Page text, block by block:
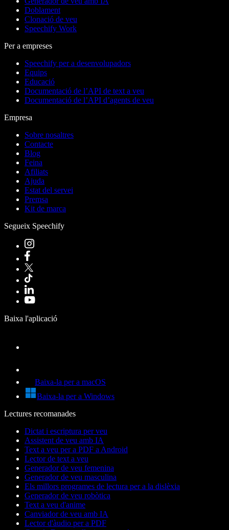
Doblament
Clonació de veu
Speechify Work
Per a empreses
Speechify per a desenvolupadors
Equips
Educació
Documentació de l’API de text a veu
Documentació de l’API d’agents de veu
Empresa
Sobre nosaltres
Contacte
Blog
Feina
Afiliats
Ajuda
Estat del servei
Premsa
Kit de marca
Segueix Speechify
Baixa l'aplicació
Baixa-la per a macOS
Baixa-la per a Windows
Lectures recomanades
Dictat i escriptura per veu
Assistent de veu amb IA
Text a veu per a PDF a Android
Lector de text a veu
Generador de veu femenina
Generador de veu masculina
Els millors programes de lectura per a la dislèxia
Generador de veu robòtica
Text a veu d'anime
Canviador de veu amb IA
Lector d'àudio per a PDF